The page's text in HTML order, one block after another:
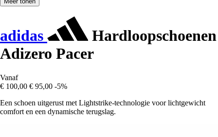
adidas
Hardloopschoenen
Adizero Pacer
Vanaf
€ 100,00 € 95,00 -5%
Een schoen uitgerust met Lightstrike-technologie voor lichtgewicht
comfort en een dynamische terugslag.